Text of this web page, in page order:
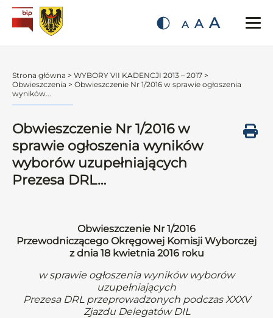
A A A
Strona główna > WYBORY VII KADENCJI 2013 – 2017 >
Obwieszczenia > Obwieszczenie Nr 1/2016 w sprawie ogłoszenia
wyników...
Obwieszczenie Nr 1/2016 w
sprawie ogłoszenia wyników
wyborów uzupełniających
Prezesa DRL…
Obwieszczenie Nr 1/2016
Przewodniczącego Okręgowej Komisji Wyborczej
z dnia 18 kwietnia 2016 roku
w sprawie ogłoszenia wyników wyborów
uzupełniających
Prezesa DRL przeprowadzonych podczas XXXV
Zjazdu Delegatów DIL